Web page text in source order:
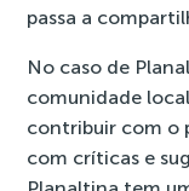
passa a
No caso de
comunidade
contribuir com o
com críticas e